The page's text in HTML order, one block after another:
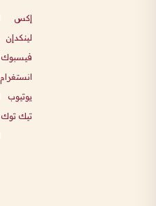
إكس
لينكدإن
فيسبوك
انستغرام
يوتيوب
تيك توك